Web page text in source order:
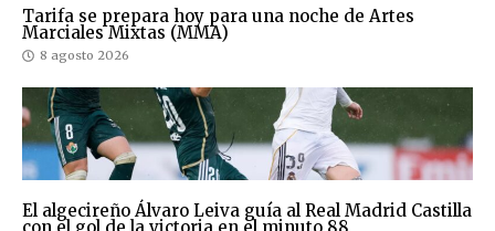
Tarifa se prepara hoy para una noche de Artes
Marciales Mixtas (MMA)
8 agosto 2026
El algecireño Álvaro Leiva guía al Real Madrid Castilla